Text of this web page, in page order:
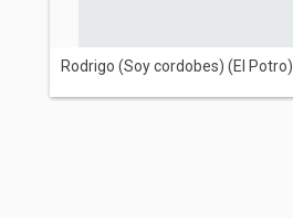
Rodrigo (Soy cordobes) (El Potro)